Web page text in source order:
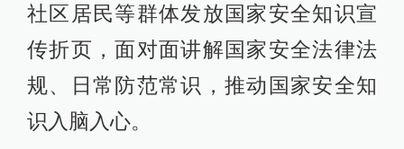
社区居民等群体发放国家安全知识宣
传折页，面对面讲解国家安全法律法
规、日常防范常识，推动国家安全知
识入脑入心。